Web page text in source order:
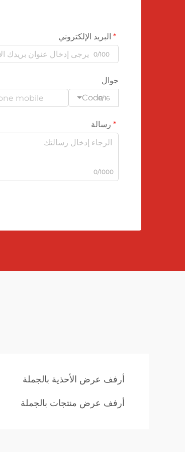
البريد الإلكتروني
0/100
جوال
Code0/16
رسالة
0/1000
أرفف عرض الأحذية بالجملة
أرفف عرض منتجات بالجملة